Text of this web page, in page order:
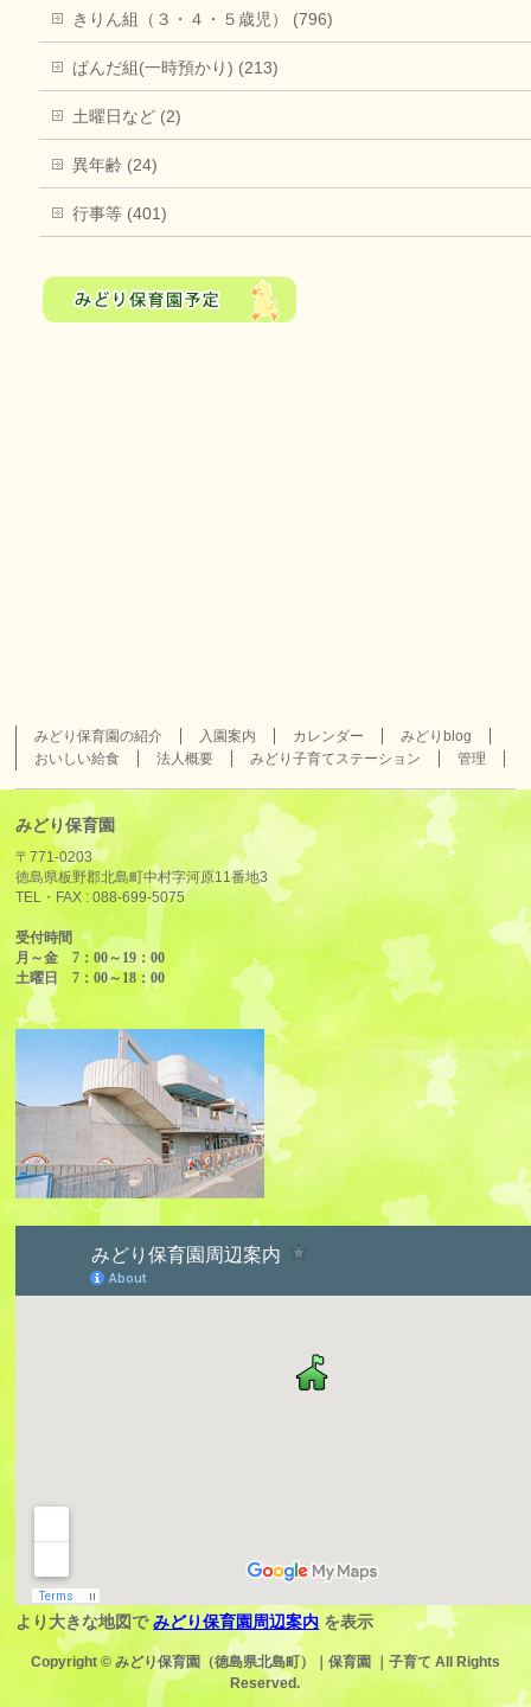
きりん組（３・４・５歳児） (796)
ぱんだ組(一時預かり) (213)
土曜日など (2)
異年齢 (24)
行事等 (401)
みどり保育園の紹介 入園案内 カレンダー
みどりblog
おいしい給食
法人概要 みどり子育てステーション 管理
みどり保育園
〒771-0203
徳島県板野郡北島町中村字河原11番地3
TEL・FAX :088-699-5075
受付時間
月～金 7：00～19：00
土曜日 7：00～18：00
より大きな地図でみどり保育園周辺案内 を表示
Copyright © みどり保育園（徳島県北島町）｜保育園 ｜子育て All Rights
Reserved.